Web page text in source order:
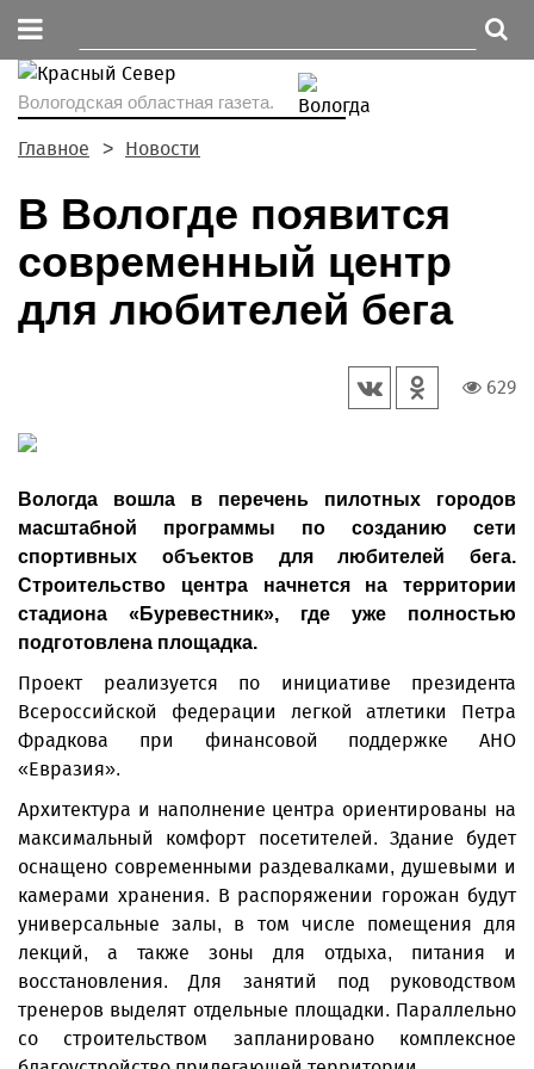
Вологодская областная газета.
Главное Новости
В Вологде появится
современный центр
для любителей бега
629
Вологда вошла в перечень пилотных городов
масштабной программы по созданию сети
спортивных объектов для любителей бега.
Строительство центра начнется на территории
стадиона «Буревестник», где уже полностью
подготовлена площадка.
Проект реализуется по инициативе президента
Всероссийской федерации легкой атлетики Петра
Фрадкова при финансовой поддержке АНО
«Евразия».
Архитектура и наполнение центра ориентированы на
максимальный комфорт посетителей. Здание будет
оснащено современными раздевалками, душевыми и
камерами хранения. В распоряжении горожан будут
универсальные залы, в том числе помещения для
лекций, а также зоны для отдыха, питания и
восстановления. Для занятий под руководством
тренеров выделят отдельные площадки. Параллельно
со строительством запланировано комплексное